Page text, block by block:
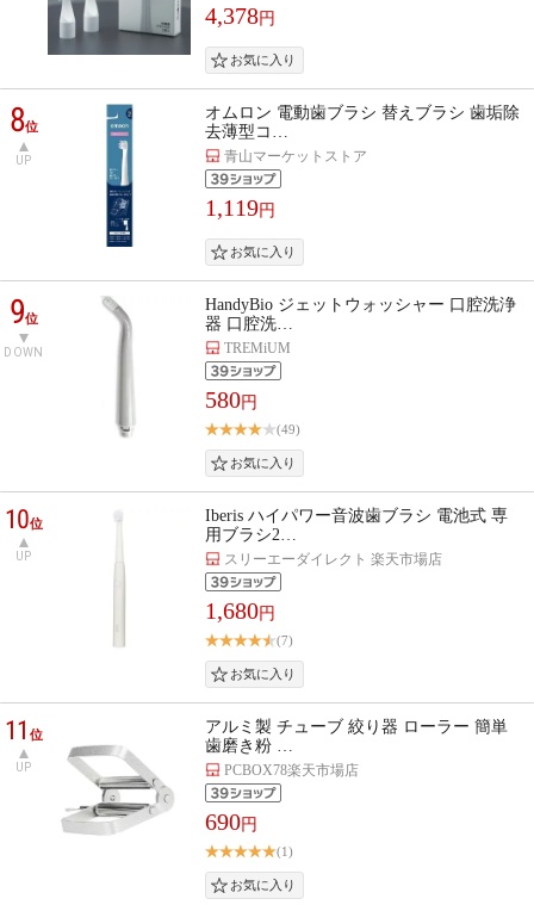
4,378円
8位
UP
オムロン 電動歯ブラシ 替えブラシ 歯垢除
去薄型コ…
青山マーケットストア
1,119円
9位
DOWN
HandyBio ジェットウォッシャー 口腔洗浄
器 口腔洗…
TREMiUM
580円
(49)
10位
UP
Iberis ハイパワー音波歯ブラシ 電池式 専
用ブラシ2…
スリーエーダイレクト 楽天市場店
1,680円
(7)
11位
UP
アルミ製 チューブ 絞り器 ローラー 簡単
歯磨き粉 …
PCBOX78楽天市場店
690円
(1)